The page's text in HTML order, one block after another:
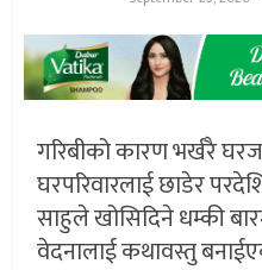
गरिबीको कारण भर्खरै
घरपरिवारलाई छाडेर
साहुले खोसिदिने धम्की
वेदनालाई कथावस्तु